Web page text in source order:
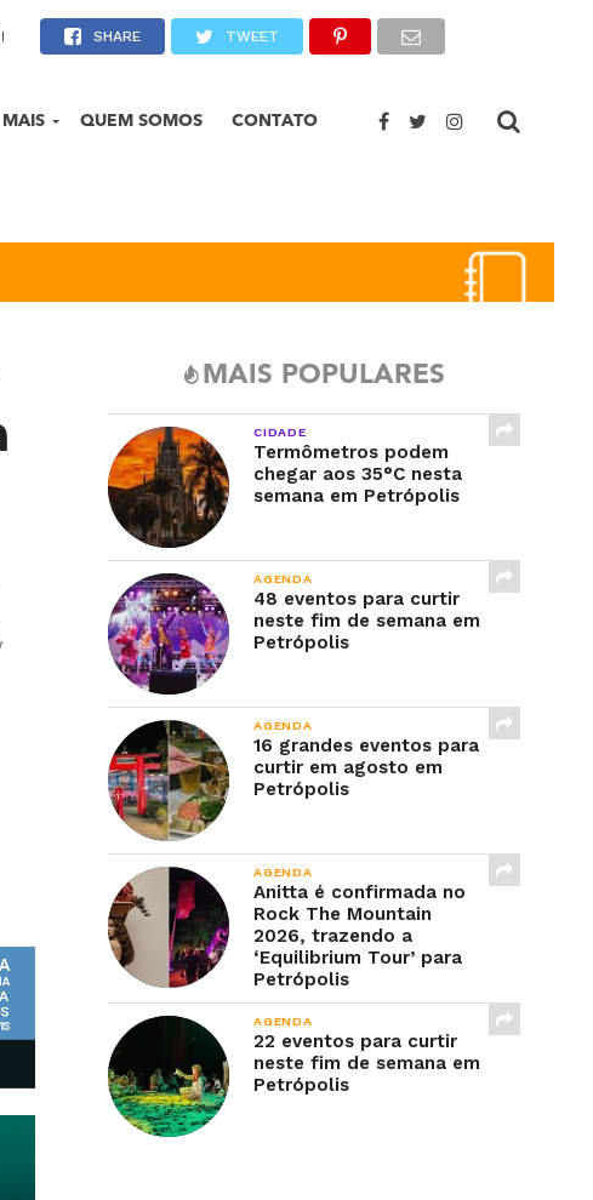
MAIS QUEM SOMOS CONTATO
em Petrópolis
SHARE TWEET
MAIS POPULARES
CIDADE
Termômetros podem
chegar aos 35°C nesta
semana em Petrópolis
AGENDA
48 eventos para curtir
neste fim de semana em
Petrópolis
AGENDA
16 grandes eventos para
curtir em agosto em
Petrópolis
AGENDA
Anitta é confirmada no
Rock The Mountain
2026, trazendo a
‘Equilibrium Tour’ para
Petrópolis
AGENDA
22 eventos para curtir
neste fim de semana em
Petrópolis